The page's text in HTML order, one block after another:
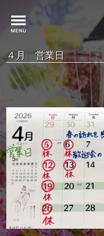
４月 営業日